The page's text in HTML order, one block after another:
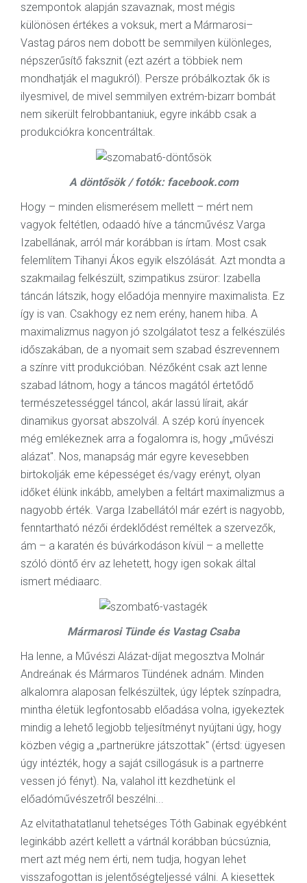
szempontok alapján szavaznak, most mégis
különösen értékes a voksuk, mert a Mármarosi–
Vastag páros nem dobott be semmilyen különleges,
népszerűsítő faksznit (ezt azért a többiek nem
mondhatják el magukról). Persze próbálkoztak ők is
ilyesmivel, de mivel semmilyen extrém-bizarr bombát
nem sikerült felrobbantaniuk, egyre inkább csak a
produkciókra koncentráltak.
A döntősök / fotók: facebook.com
Hogy – minden elismerésem mellett – mért nem
vagyok feltétlen, odaadó híve a táncművész Varga
Izabellának, arról már korábban is írtam. Most csak
felemlítem Tihanyi Ákos egyik elszólását. Azt mondta a
szakmailag felkészült, szimpatikus zsüror: Izabella
táncán látszik, hogy előadója mennyire maximalista. Ez
így is van. Csakhogy ez nem erény, hanem hiba. A
maximalizmus nagyon jó szolgálatot tesz a felkészülés
időszakában, de a nyomait sem szabad észrevennem
a színre vitt produkcióban. Nézőként csak azt lenne
szabad látnom, hogy a táncos magától értetődő
természetességgel táncol, akár lassú lírait, akár
dinamikus gyorsat abszolvál. A szép korú ínyencek
még emlékeznek arra a fogalomra is, hogy „művészi
alázat". Nos, manapság már egyre kevesebben
birtokolják eme képességet és/vagy erényt, olyan
időket élünk inkább, amelyben a feltárt maximalizmus a
nagyobb érték. Varga Izabellától már ezért is nagyobb,
fenntartható nézői érdeklődést reméltek a szervezők,
ám – a karatén és búvárkodáson kívül – a mellette
szóló döntő érv az lehetett, hogy igen sokak által
ismert médiaarc.
Mármarosi Tünde és Vastag Csaba
Ha lenne, a Művészi Alázat-díjat megosztva Molnár
Andreának és Mármaros Tündének adnám. Minden
alkalomra alaposan felkészültek, úgy léptek színpadra,
mintha életük legfontosabb előadása volna, igyekeztek
mindig a lehető legjobb teljesítményt nyújtani úgy, hogy
közben végig a „partnerükre játszottak" (értsd: ügyesen
úgy intézték, hogy a saját csillogásuk is a partnerre
vessen jó fényt). Na, valahol itt kezdhetünk el
előadóművészetről beszélni...
Az elvitathatatlanul tehetséges Tóth Gabinak egyébként
leginkább azért kellett a vártnál korábban búcsúznia,
mert azt még nem érti, nem tudja, hogyan lehet
visszafogottan is jelentőségteljessé válni. A kiesettek